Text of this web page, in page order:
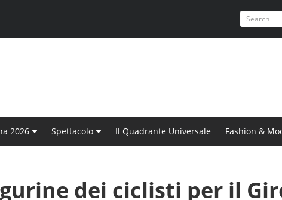
2026 Spettacolo Il Quadrante Universale Fashion &
dei ciclisti per il